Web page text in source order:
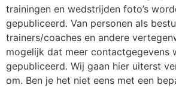
trainingen en wedstrijden foto’s
gepubliceerd. Van personen als
trainers/coaches en andere
mogelijk dat meer contactgegevens
gepubliceerd. Wij gaan hier uiterst
om. Ben je het niet eens met een